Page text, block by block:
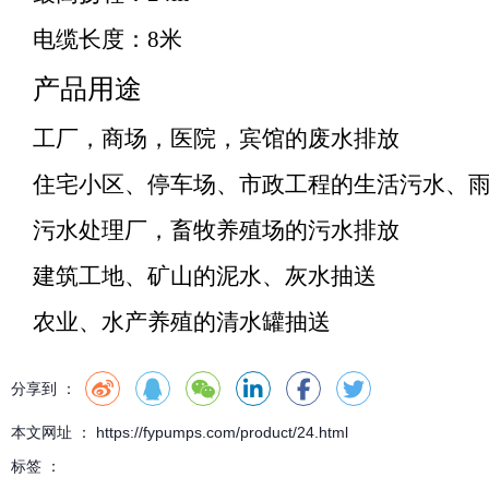
电缆长度：8米
产品用途
工厂，商场，医院，宾馆的废水排放
住宅小区、停车场、市政工程的生活污水、
污水处理厂，畜牧养殖场的污水排放
建筑工地、矿山的泥水、灰水抽送
农业、水产养殖的清水罐抽送
分享到 ：
本文网址 ： https://fypumps.com/product/24.html
标签 ：